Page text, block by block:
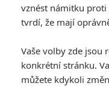
vznést námitku
tvrdí, že mají
Vaše volby zde jsou
konkrétní stránku.
můžete kdykoli